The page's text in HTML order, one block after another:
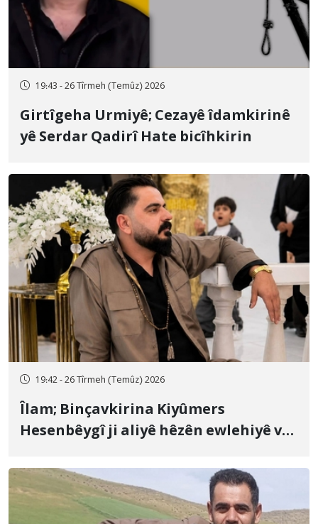
19:43 - 26 Tîrmeh (Temûz) 2026
Girtîgeha Urmiyê; Cezayê îdamkirinê
yê Serdar Qadirî Hate bicîhkirin
19:42 - 26 Tîrmeh (Temûz) 2026
Îlam; Binçavkirina Kiyûmers
Hesenbêygî ji aliyê hêzên ewlehiyê ve